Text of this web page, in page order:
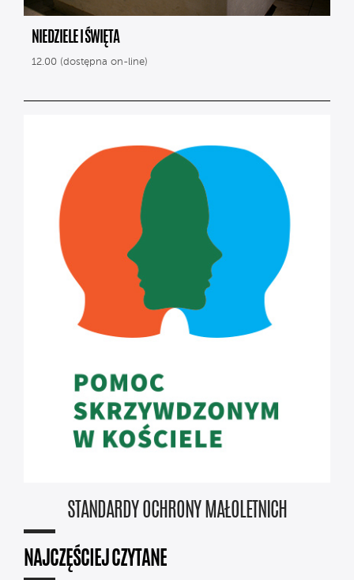
NIEDZIELE I ŚWIĘTA
12.00 (dostępna on-line)
STANDARDY OCHRONY MAŁOLETNICH
NAJCZĘŚCIEJ CZYTANE